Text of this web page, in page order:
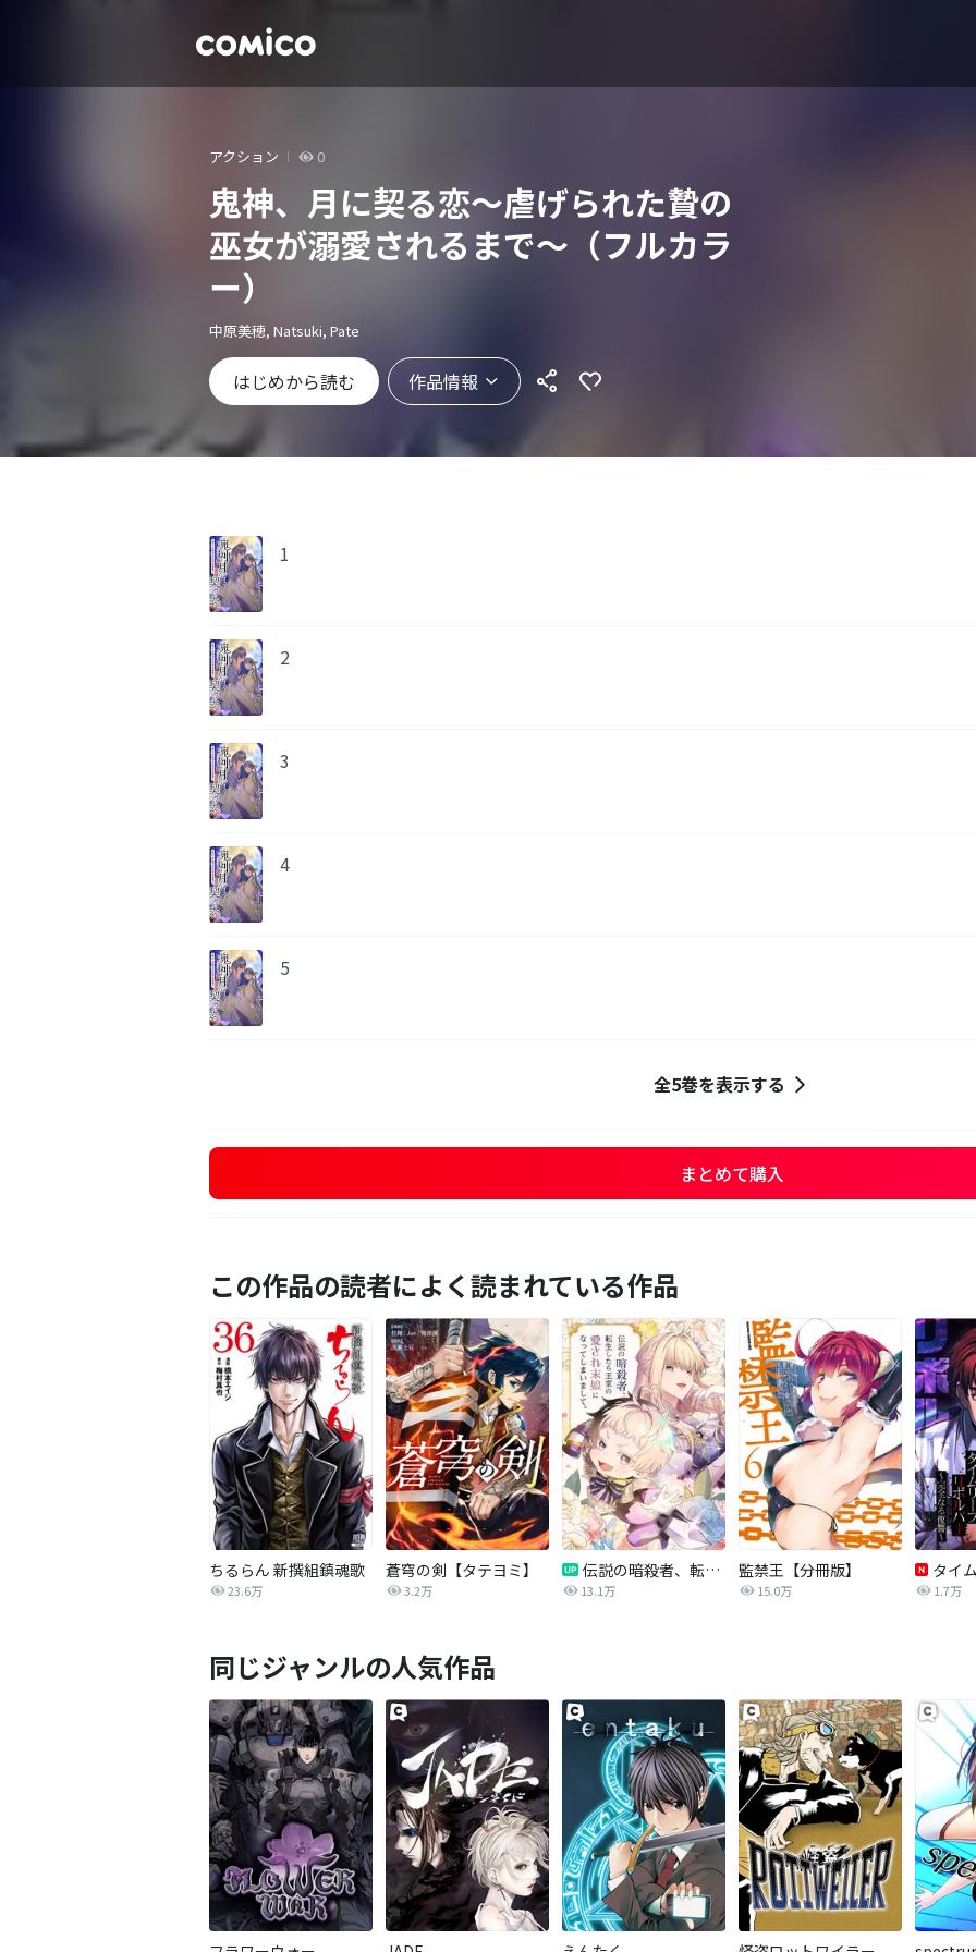
アクション 0
鬼神、月に契る恋～虐げられた贄の
巫女が溺愛されるまで～（フルカラ
ー）
中原美穂, Natsuki, Pate
はじめから読む 作品情報
1
2
3
4
5
全5巻を表示する
まとめて購入
この作品の読者によく読まれている作品
ちるらん 新撰組鎮魂歌
23.6万
蒼穹の剣【タテヨミ】
3.2万
伝説の暗殺者、転生したら王家の愛され末娘になってしまいまして。【タテヨミ】
13.1万
監禁王【分冊版】
15.0万 1.7万
同じジャンルの人気作品